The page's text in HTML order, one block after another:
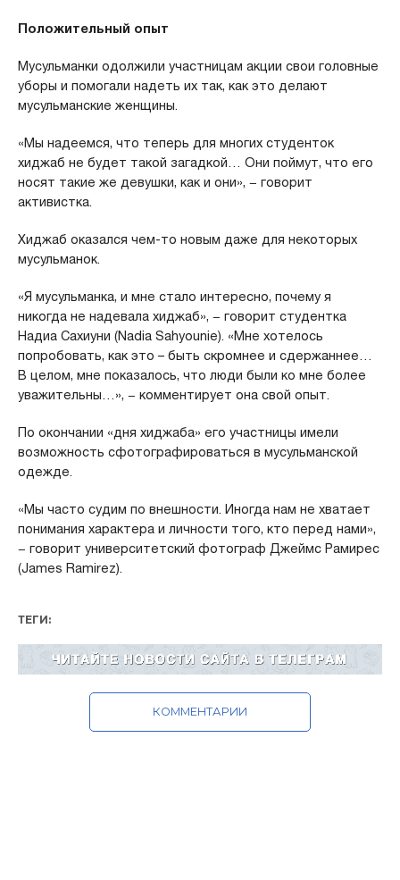
Положительный опыт
Мусульманки одолжили участницам акции свои головные
уборы и помогали надеть их так, как это делают
мусульманские женщины.
«Мы надеемся, что теперь для многих студенток
хиджаб не будет такой загадкой… Они поймут, что его
носят такие же девушки, как и они», − говорит
активистка.
Хиджаб оказался чем-то новым даже для некоторых
мусульманок.
«Я мусульманка, и мне стало интересно, почему я
никогда не надевала хиджаб», − говорит студентка
Надиа Сахиуни (Nadia Sahyounie). «Мне хотелось
попробовать, как это – быть скромнее и сдержаннее…
В целом, мне показалось, что люди были ко мне более
уважительны…», − комментирует она свой опыт.
По окончании «дня хиджаба» его участницы имели
возможность сфотографироваться в мусульманской
одежде.
«Мы часто судим по внешности. Иногда нам не хватает
понимания характера и личности того, кто перед нами»,
− говорит университетский фотограф Джеймс Рамирес
(James Ramirez).
ТЕГИ:
КОММЕНТАРИИ